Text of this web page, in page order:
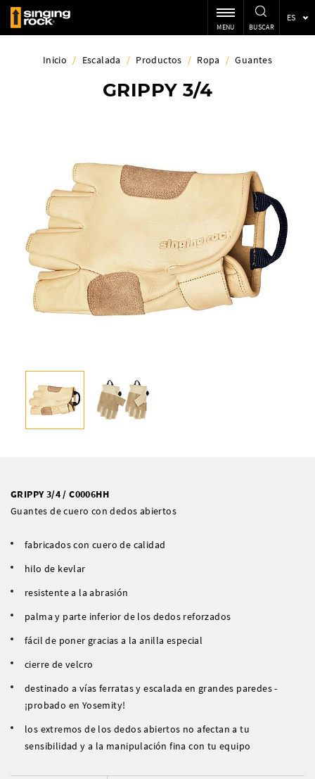
ES
MENU BUSCAR
Inicio / Escalada / Productos / Ropa / Guantes
GRIPPY 3/4
GRIPPY 3/4 / C0006HH
Guantes de cuero con dedos abiertos
fabricados con cuero de calidad
hilo de kevlar
resistente a la abrasión
palma y parte inferior de los dedos reforzados
fácil de poner gracias a la anilla especial
cierre de velcro
destinado a vías ferratas y escalada en grandes paredes -
¡probado en Yosemity!
los extremos de los dedos abiertos no afectan a tu
sensibilidad y a la manipulación fina con tu equipo